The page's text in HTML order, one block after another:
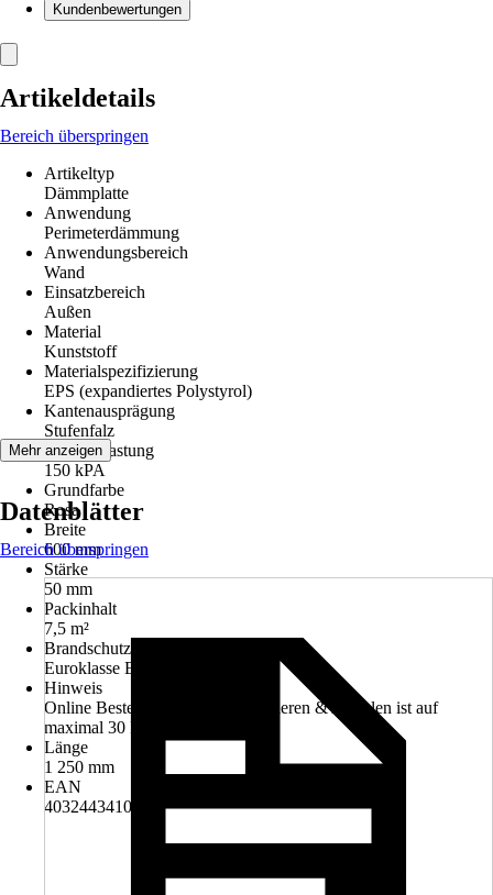
Kundenbewertungen
Artikeldetails
Bereich überspringen
Artikeltyp
Dämmplatte
Anwendung
Perimeterdämmung
Anwendungsbereich
Wand
Einsatzbereich
Außen
Material
Kunststoff
Materialspezifizierung
EPS (expandiertes Polystyrol)
Kantenausprägung
Stufenfalz
Druckbelastung
150 kPA
Grundfarbe
Rosa
Breite
600 mm
Stärke
50 mm
Packinhalt
7,5 m²
Brandschutzklasse
Euroklasse E
Hinweis
Online Bestellungen bzw. Reservieren & Abholen ist auf
maximal 30 Pack beschränkt.
Länge
1 250 mm
EAN
4032443410319
Mehr anzeigen
Datenblätter
Bereich überspringen